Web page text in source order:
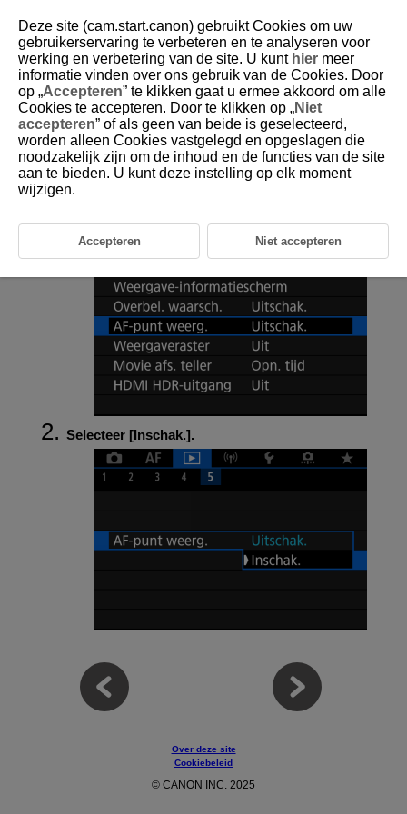
D185-165
AF-puntweergave
U kunt de AF-punten weergeven die u hebt gebruikt om scherp te stellen.
Deze worden op het afspeelscherm met rode contouren aangeduid.
Selecteer [ :AF-punt weerg.].
Selecteer [Inschak.].
Over deze site
Cookiebeleid
© CANON INC. 2025
Deze site (cam.start.canon) gebruikt Cookies om uw
gebruikerservaring te verbeteren en te analyseren voor
werking en verbetering van de site. U kunt hier meer
informatie vinden over ons gebruik van de Cookies. Door
op „Accepteren” te klikken gaat u ermee akkoord om alle
Cookies te accepteren. Door te klikken op „Niet
accepteren” of als geen van beide is geselecteerd,
worden alleen Cookies vastgelegd en opgeslagen die
noodzakelijk zijn om de inhoud en de functies van de site
aan te bieden. U kunt deze instelling op elk moment
wijzigen.
Accepteren Niet accepteren